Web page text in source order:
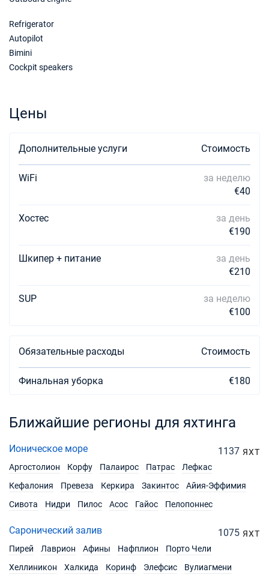
Refrigerator
Autopilot
Bimini
Cockpit speakers
Цены
Дополнительные услуги Стоимость
WiFi
за неделю
€40
Хостес
за день
€190
Шкипер + питание
за день
€210
SUP
за неделю
€100
Обязательные расходы Стоимость
Финальная уборка €180
Ближайшие регионы для яхтинга
Ионическое море 1137 ЯХТ
Аргостолион
Корфу Палаирос Патрас
Лефкас
Кефалония
Превеза Керкира Закинтос
Айия-Эффимия
Сивота
Нидри Пилос Асос Гайос Пелопоннес
Саронический залив 1075 ЯХТ
Пирей
Лаврион Афины Нафплион
Порто Чели
Хеллиникон
Халкида Коринф Элефсис Вулиагмени